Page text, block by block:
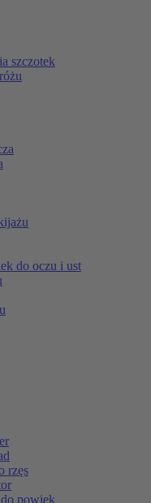
szczotek
do oczu i ust
rzęs
powiek